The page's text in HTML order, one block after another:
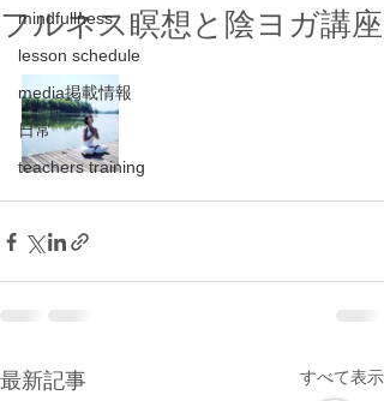
mindfullness
lesson schedule
media掲載情報
日常
teachers training
フルネス瞑想と陰ヨガ講座
最新記事 すべて表示